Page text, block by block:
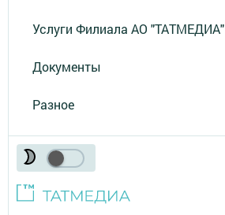
Услуги Филиала АО "ТАТМЕДИА"
Документы
Разное